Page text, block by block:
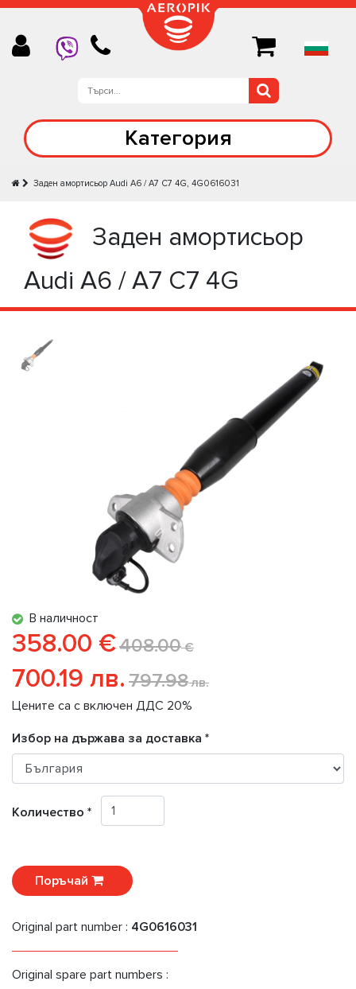
Категория
Заден амортисьор Audi A6 / A7 C7 4G, 4G0616031
Заден амортисьор
Audi A6 / A7 C7 4G
В наличност
358.00 €408.00€
700.19 лв. 797.98лв.
Цените са с включен ДДС 20%
Избор на държава за доставка *
Количество *
Поръчай
Original part number : 4G0616031
Original spare part numbers :